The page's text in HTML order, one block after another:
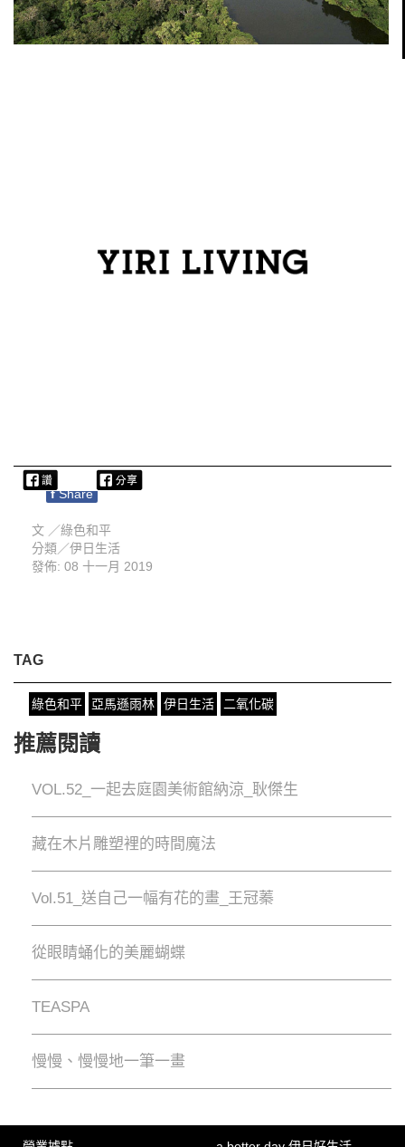
f Share
文 ／綠色和平
分類／伊日生活
發佈: 08 十一月 2019
TAG
綠色和平 亞馬遜雨林 伊日生活 二氧化碳
推薦閱讀
VOL.52_一起去庭園美術館納涼_耿傑生
藏在木片雕塑裡的時間魔法
Vol.51_送自己一幅有花的畫_王冠蓁
從眼睛蛹化的美麗蝴蝶
TEASPA
慢慢、慢慢地⼀筆⼀畫